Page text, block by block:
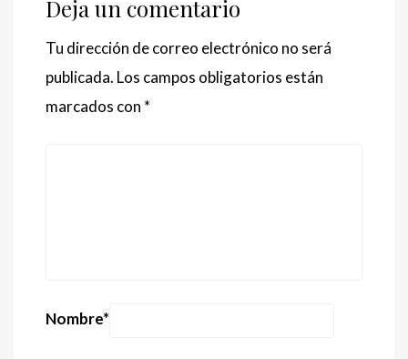
Deja un comentario
Tu dirección de correo electrónico no será
publicada. Los campos obligatorios están
marcados con *
Nombre*